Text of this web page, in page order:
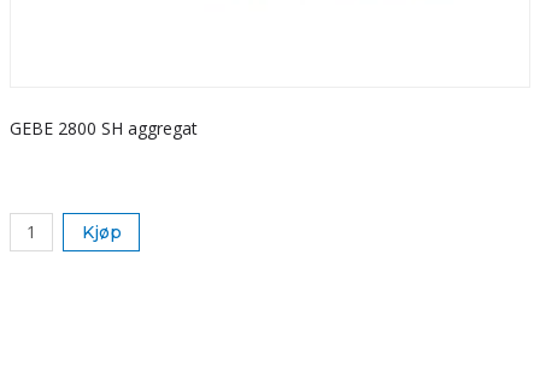
GEBE 2800 SH aggregat
Kjøp